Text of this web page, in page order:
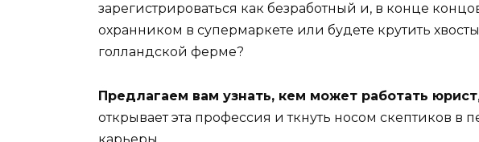
зарегистрироваться как безработный и, в конце
охранником в супермаркете или будете крутить
голландской ферме?
Предлагаем вам узнать, кем может работать юрист
открывает эта профессия и ткнуть носом скептиков в
карьеры.